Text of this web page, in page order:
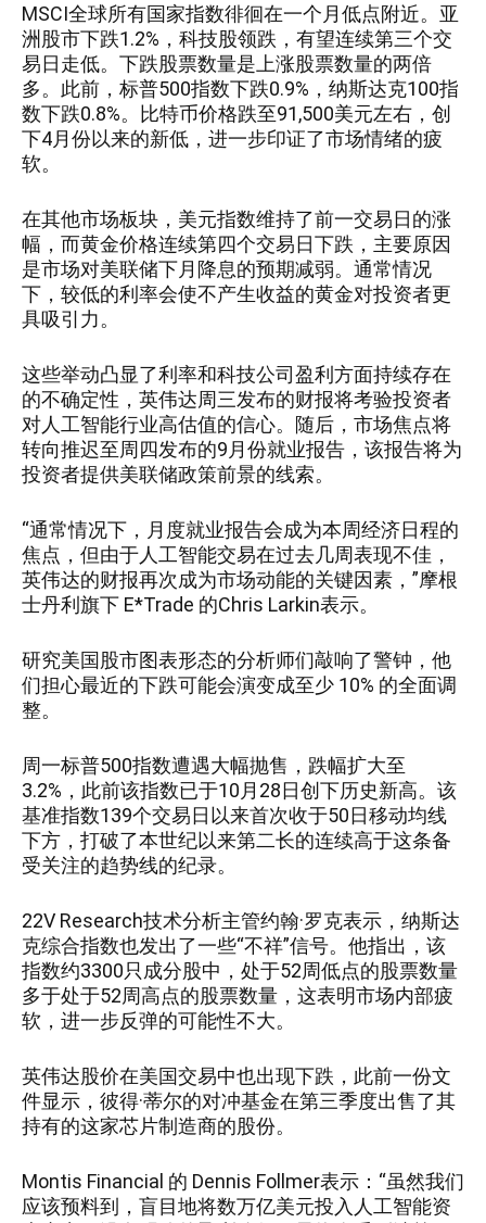
MSCI全球所有国家指数徘徊在一个月低点附近。亚
洲股市下跌1.2%，科技股领跌，有望连续第三个交
易日走低。下跌股票数量是上涨股票数量的两倍
多。此前，标普500指数下跌0.9%，纳斯达克100指
数下跌0.8%。比特币价格跌至91,500美元左右，创
下4月份以来的新低，进一步印证了市场情绪的疲
软。
在其他市场板块，美元指数维持了前一交易日的涨
幅，而黄金价格连续第四个交易日下跌，主要原因
是市场对美联储下月降息的预期减弱。通常情况
下，较低的利率会使不产生收益的黄金对投资者更
具吸引力。
这些举动凸显了利率和科技公司盈利方面持续存在
的不确定性，英伟达周三发布的财报将考验投资者
对人工智能行业高估值的信心。随后，市场焦点将
转向推迟至周四发布的9月份就业报告，该报告将为
投资者提供美联储政策前景的线索。
“通常情况下，月度就业报告会成为本周经济日程的
焦点，但由于人工智能交易在过去几周表现不佳，
英伟达的财报再次成为市场动能的关键因素，”摩根
士丹利旗下 E*Trade 的Chris Larkin表示。
研究美国股市图表形态的分析师们敲响了警钟，他
们担心最近的下跌可能会演变成至少 10% 的全面调
整。
周一标普500指数遭遇大幅抛售，跌幅扩大至
3.2%，此前该指数已于10月28日创下历史新高。该
基准指数139个交易日以来首次收于50日移动均线
下方，打破了本世纪以来第二长的连续高于这条备
受关注的趋势线的纪录。
22V Research技术分析主管约翰·罗克表示，纳斯达
克综合指数也发出了一些“不祥”信号。他指出，该
指数约3300只成分股中，处于52周低点的股票数量
多于处于52周高点的股票数量，这表明市场内部疲
软，进一步反弹的可能性不大。
英伟达股价在美国交易中也出现下跌，此前一份文
件显示，彼得·蒂尔的对冲基金在第三季度出售了其
持有的这家芯片制造商的股份。
Montis Financial 的 Dennis Follmer表示：“虽然我们
应该预料到，盲目地将数万亿美元投入人工智能资